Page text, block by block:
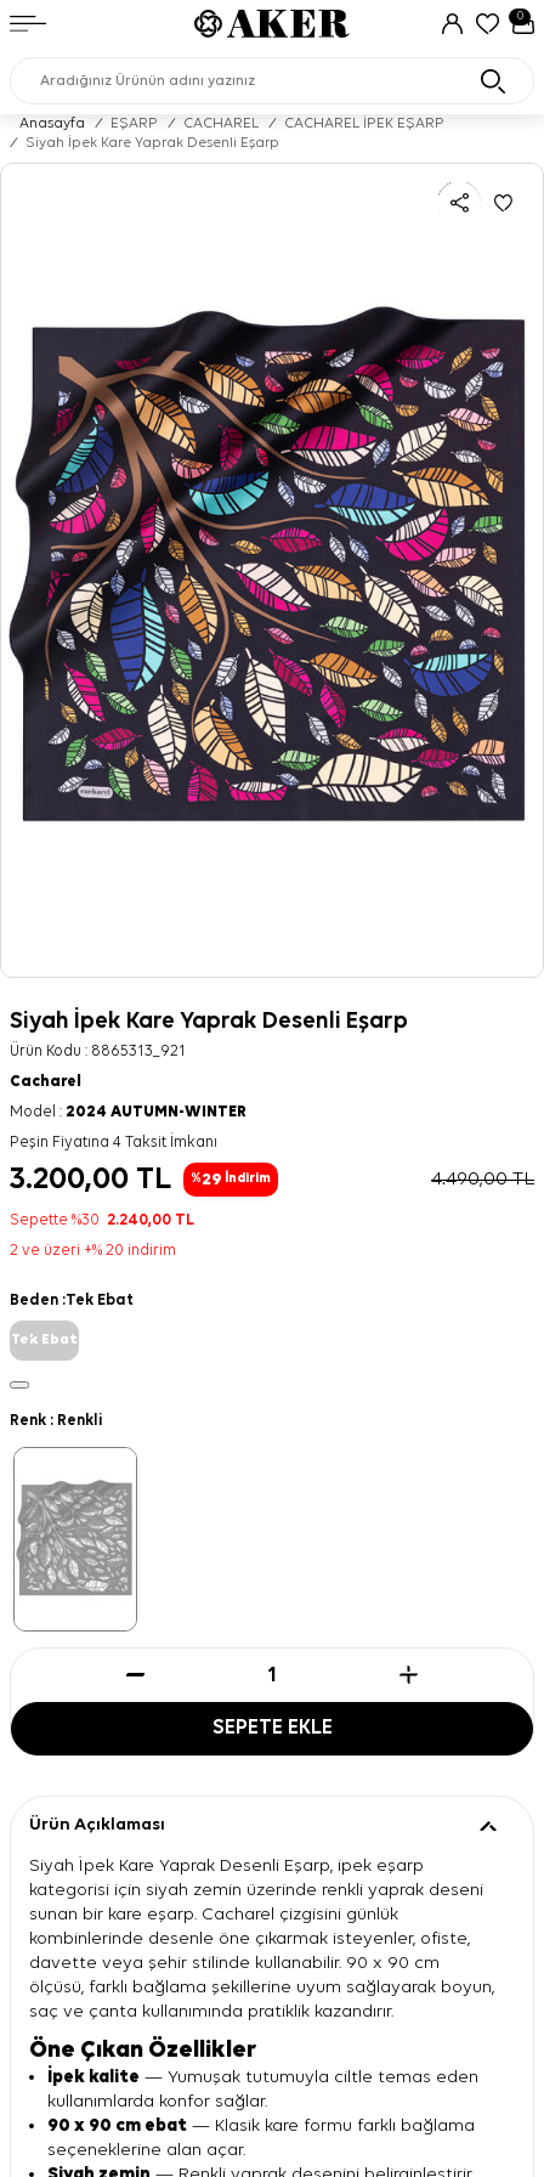
0
Anasayfa / EŞARP / CACHAREL /
CACHAREL İPEK EŞARP
/
Siyah İpek Kare Yaprak Desenli Eşarp
Siyah İpek Kare Yaprak Desenli Eşarp
Ürün Kodu : 8865313_921
Cacharel
Model : 2024 AUTUMN-WINTER
Peşin Fiyatına 4 Taksit İmkanı
3.200,00 TL %29 İndirim 4.490,00TL
Sepette %30 2.240,00 TL
2 ve üzeri +% 20 indirim
Beden :Tek Ebat
Tek Ebat
Renk : Renkli
SEPETE EKLE
Ürün Açıklaması
Siyah İpek Kare Yaprak Desenli Eşarp, ipek eşarp
kategorisi için siyah zemin üzerinde renkli yaprak deseni
sunan bir kare eşarp. Cacharel çizgisini günlük
kombinlerinde desenle öne çıkarmak isteyenler, ofiste,
davette veya şehir stilinde kullanabilir. 90 x 90 cm
ölçüsü, farklı bağlama şekillerine uyum sağlayarak boyun,
saç ve çanta kullanımında pratiklik kazandırır.
Öne Çıkan Özellikler
İpek kalite — Yumuşak tutumuyla ciltle temas eden
kullanımlarda konfor sağlar.
90 x 90 cm ebat — Klasik kare formu farklı bağlama
seçeneklerine alan açar.